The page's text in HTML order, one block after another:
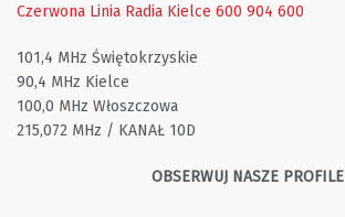
Czerwona Linia Radia Kielce 600 904 600
101,4 MHz Świętokrzyskie
90,4 MHz Kielce
100,0 MHz Włoszczowa
215,072 MHz / KANAŁ 10D
OBSERWUJ NASZE PROFILE